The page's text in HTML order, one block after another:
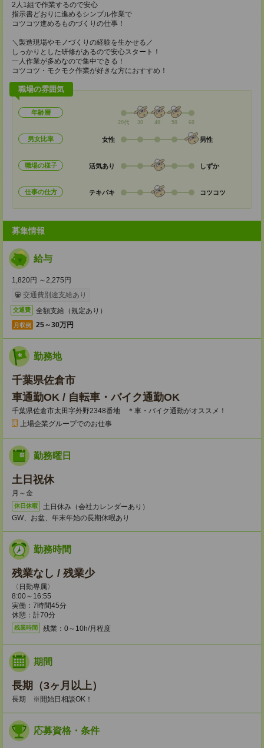
2人1組で作業するので安心
指示書どおりに進めるシンプル作業で
コツコツ進めるものづくりの仕事！
＼製造現場やモノづくりの経験を生かせる／
しっかりとした研修があるので安心スタート！
一人作業が多めなので集中できる！
コツコツ・モクモク作業が好きな方におすすめ！
職場の雰囲気
年齢層
20代 30 40 50 60
男女比率 女性 男性
職場の様子 活気あり しずか
仕事の仕方 テキパキ コツコツ
募集情報
給与
1,820円 ～2,275円
交通費別途支給あり
交通費 全額支給（規定あり）
月収例 25～30万円
勤務地
千葉県佐倉市
車通勤OK / 自転車・バイク通勤OK
千葉県佐倉市太田字外野2348番地 ＊車・バイク通勤がオススメ！
上場企業グループでのお仕事
勤務曜日
土日祝休
月～金
休日休暇
土日休み（会社カレンダーあり）
GW、お盆、年末年始の長期休暇あり
勤務時間
残業なし / 残業少
〈日勤専属〉
8:00～16:55
実働：7時間45分
休憩：計70分
残業時間 残業：0～10h/月程度
期間
長期（3ヶ月以上）
長期 ※開始日相談OK！
応募資格・条件